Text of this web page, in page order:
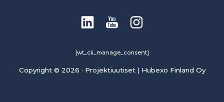
[wt_cli_manage_consent]
Copyright © 2026 · Projektiuutiset | Hubexo Finland Oy